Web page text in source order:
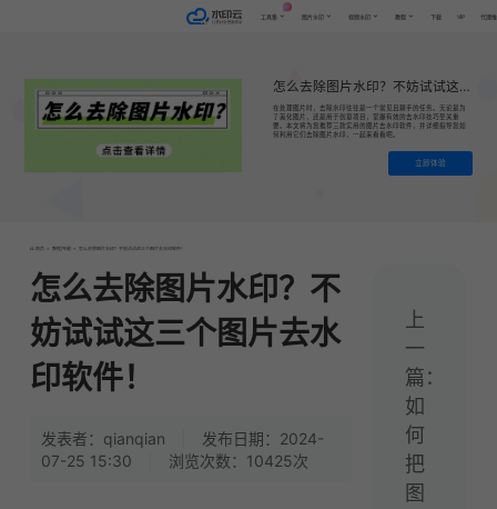
工具集
AI
图片水印 视频水印 教程 下载 VIP 代理
怎么去除图片水印？不妨试试这三个图片去水印软件！
在处理图片时，去除水印往往是一个常见且棘手的任务。无论是为
了美化图片，还是用于创意项目，掌握有效的去水印技巧至关重
要。本文将为您推荐三款实用的图片去水印软件，并详细指导您如
何利用它们去除图片水印，一起来看看吧。
立即体验
首页 > 教程|专题 > 怎么去除图片水印？不妨试试这三个图片去水印软件！
怎么去除图片水印？不
妨试试这三个图片去水
印软件！
发表者：qianqian
发布日期：2024-
07-25 15:30
浏览次数：10425次
上
一
篇：
如
何
把
图